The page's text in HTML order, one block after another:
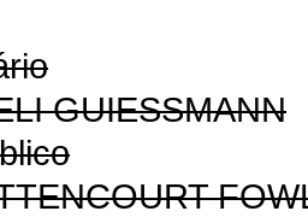
GUIESSMANN